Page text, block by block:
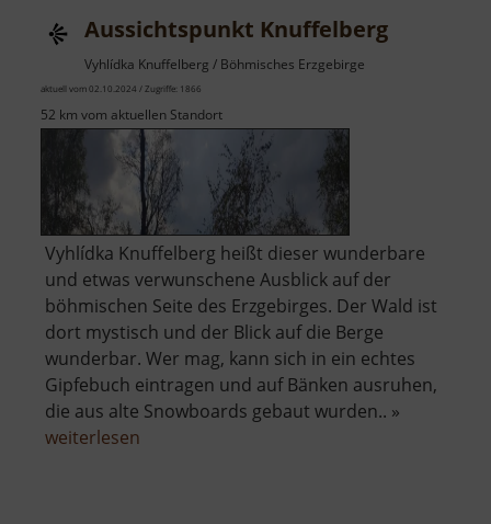
Aussichtspunkt Knuffelberg
Vyhlídka Knuffelberg / Böhmisches Erzgebirge
aktuell vom 02.10.2024 / Zugriffe: 1866
52 km vom aktuellen Standort
Vyhlídka Knuffelberg heißt dieser wunderbare
und etwas verwunschene Ausblick auf der
böhmischen Seite des Erzgebirges. Der Wald ist
dort mystisch und der Blick auf die Berge
wunderbar. Wer mag, kann sich in ein echtes
Gipfebuch eintragen und auf Bänken ausruhen,
die aus alte Snowboards gebaut wurden.. »
weiterlesen